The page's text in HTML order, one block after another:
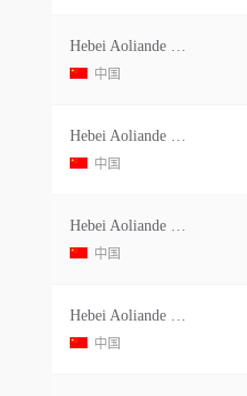
Hebei Aoliande Chemical Equipment Co Ltdno. Room 211, 706 Xinghua North Street Jizhou District, Hengshui China China
中国
Hebei Aoliande Chemical Equipment Co Ltdno. Room 211, 706 Xinghua North Street Jizhou District, Hengshui China China
中国
Hebei Aoliande Chemical Equipment Co Ltdno. Room 211, 706 Xinghua North Street Jizhou District, Hengshui China China
中国
Hebei Aoliande Chemical Equipment Co Ltdno. Room 211, 706 Xinghua North Street Jizhou District, Hengshui China China
中国